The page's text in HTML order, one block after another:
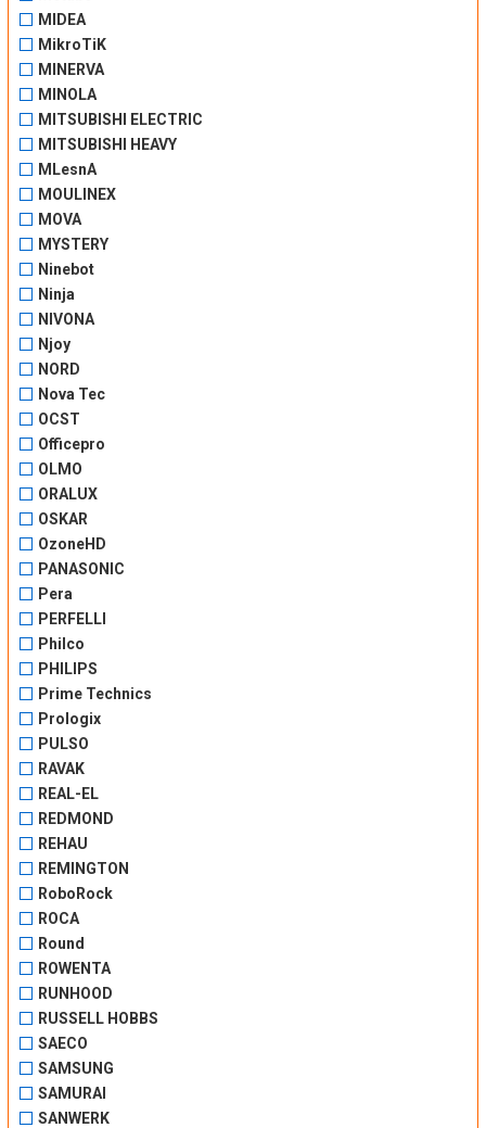
MIDEA
MikroTiK
MINERVA
MINOLA
MITSUBISHI ELECTRIC
MITSUBISHI HEAVY
MLesnA
MOULINEX
MOVA
MYSTERY
Ninebot
Ninja
NIVONA
Njoy
NORD
Nova Tec
OCST
Officepro
OLMO
ORALUX
OSKAR
OzoneHD
PANASONIC
Pera
PERFELLI
Philco
PHILIPS
Prime Technics
Prologix
PULSO
RAVAK
REAL-EL
REDMOND
REHAU
REMINGTON
RoboRock
ROCA
Round
ROWENTA
RUNHOOD
RUSSELL HOBBS
SAECO
SAMSUNG
SAMURAI
SANWERK